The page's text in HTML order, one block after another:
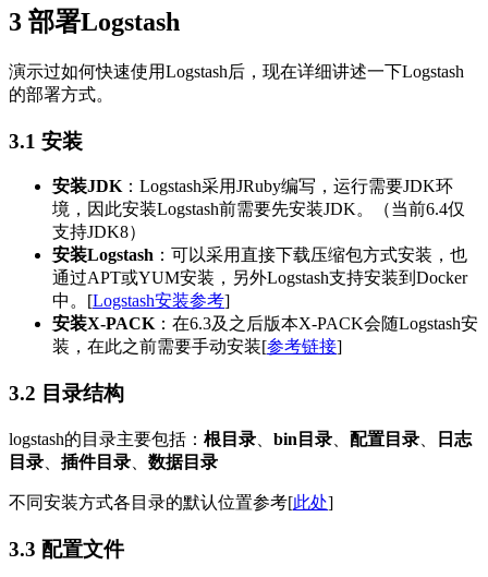
3 部署Logstash
演示过如何快速使用Logstash后，现在详细讲述一下Logstash
的部署方式。
3.1 安装
安装JDK ：Logstash采用JRuby编写，运行需要JDK环
境，因此安装Logstash前需要先安装JDK。（当前6.4仅
支持JDK8）
安装Logstash ：可以采用直接下载压缩包方式安装，也
通过APT或YUM安装，另外Logstash支持安装到Docker
中。[Logstash安装参考]
安装X-PACK ：在6.3及之后版本X-PACK会随Logstash安
装，在此之前需要手动安装[参考链接]
3.2 目录结构
logstash的目录主要包括： 根目录 bin目录 配置目录
日志
目录
插件目录 数据目录
不同安装方式各目录的默认位置参考[此处]
3.3 配置文件